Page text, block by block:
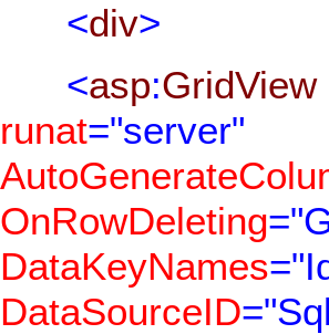
<div>
<asp:GridView
runat="server"
OnRowDeleting
DataKeyNames
DataSourceID